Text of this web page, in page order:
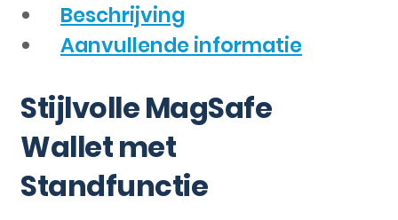
Beschrijving
Aanvullende informatie
Stijlvolle MagSafe
Wallet met
Standfunctie